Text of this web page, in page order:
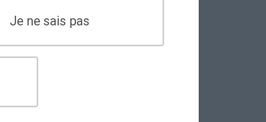
Je ne sais pas